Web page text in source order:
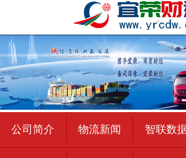

公
物
绍
合
公司简介 物流新闻 智联数